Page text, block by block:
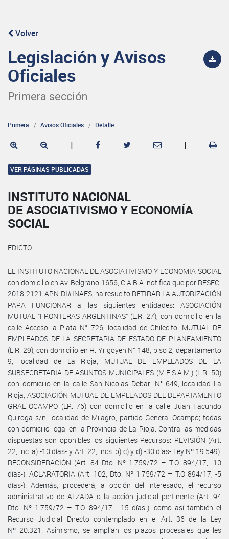
Volver
Legislación y Avisos
Oficiales
Primera sección
Primera Avisos Oficiales Detalle
| |
VER PÁGINAS PUBLICADAS
INSTITUTO NACIONAL
DE ASOCIATIVISMO Y ECONOMÍA
SOCIAL
EDICTO
EL INSTITUTO NACIONAL DE ASOCIATIVISMO Y ECONOMIA SOCIAL
con domicilio en Av. Belgrano 1656, C.A.B.A. notifica que por RESFC-
2018-2121-APN-DI#INAES, ha resuelto RETIRAR LA AUTORIZACIÓN
PARA FUNCIONAR a las siguientes entidades: ASOCIACIÓN
MUTUAL “FRONTERAS ARGENTINAS” (L.R. 27), con domicilio en la
calle Acceso la Plata N° 726, localidad de Chilecito; MUTUAL DE
EMPLEADOS DE LA SECRETARIA DE ESTADO DE PLANEAMIENTO
(L.R. 29), con domicilio en H. Yrigoyen N° 148, piso 2, departamento
9, localidad de La Rioja; MUTUAL DE EMPLEADOS DE LA
SUBSECRETARIA DE ASUNTOS MUNICIPALES (M.E.S.A.M.) (L.R. 50)
con domicilio en la calle San Nicolas Debari N° 649, localidad La
Rioja; ASOCIACIÓN MUTUAL DE EMPLEADOS DEL DEPARTAMENTO
GRAL OCAMPO (LR. 76) con domicilio en la calle Juan Facundo
Quiroga s/n, localidad de Milagro, partido General Ocampo; todas
con domicilio legal en la Provincia de La Rioja. Contra las medidas
dispuestas son oponibles los siguientes Recursos: REVISIÓN (Art.
22, inc. a) -10 días- y Art. 22, incs. b) c) y d) -30 días- Ley Nº 19.549).
RECONSIDERACIÓN (Art. 84 Dto. Nº 1.759/72 – T.O. 894/17, -10
días-). ACLARATORIA (Art. 102, Dto. Nº 1.759/72 – T.O 894/17, -5
días-). Además, procederá, a opción del interesado, el recurso
administrativo de ALZADA o la acción judicial pertinente (Art. 94
Dto. Nº 1.759/72 – T.O. 894/17 - 15 días-), como así también el
Recurso Judicial Directo contemplado en el Art. 36 de la Ley
Nº 20.321. Asimismo, se amplían los plazos procesales que les